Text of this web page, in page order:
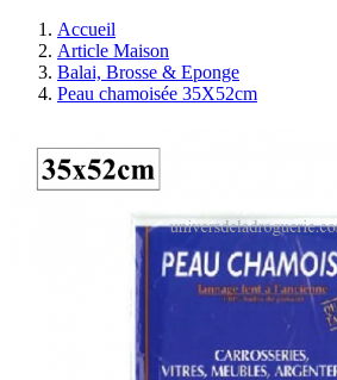
Accueil
Article Maison
Balai, Brosse & Eponge
Peau chamoisée 35X52cm